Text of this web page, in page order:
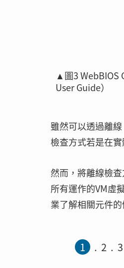
▲圖3 WebBIOS
User Guide）
雖然可以透過離
檢查方式若是在
然而，將離線檢
所有運作的VM虛
業了解相關元件
1 2 3